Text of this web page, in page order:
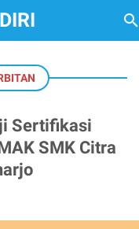
Sertifikasi
SMK Citra